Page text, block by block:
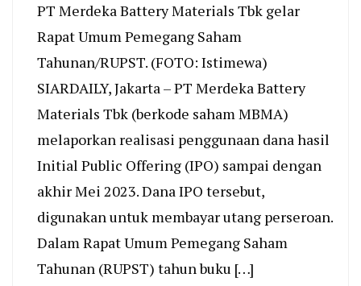
PT Merdeka Battery Materials Tbk gelar
Rapat Umum Pemegang Saham
Tahunan/RUPST. (FOTO: Istimewa)
SIARDAILY, Jakarta – PT Merdeka Battery
Materials Tbk (berkode saham MBMA)
melaporkan realisasi penggunaan dana hasil
Initial Public Offering (IPO) sampai dengan
akhir Mei 2023. Dana IPO tersebut,
digunakan untuk membayar utang perseroan.
Dalam Rapat Umum Pemegang Saham
Tahunan (RUPST) tahun buku […]